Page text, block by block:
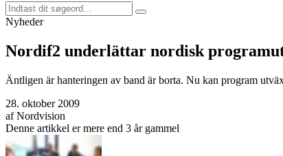
Nyheder
Nordif2 underlättar nordisk
Äntligen är hanteringen av band är borta. Nu kan program
28. oktober 2009
af Nordvision
Denne artikkel er mere end 3 år gammel